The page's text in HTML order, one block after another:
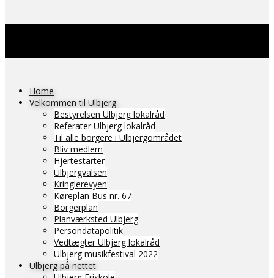
Home
Velkommen til Ulbjerg
Bestyrelsen Ulbjerg lokalråd
Referater Ulbjerg lokalråd
Til alle borgere i Ulbjergområdet
Bliv medlem
Hjertestarter
Ulbjergvalsen
Kringlerevyen
Køreplan Bus nr. 67
Borgerplan
Planværksted Ulbjerg
Persondatapolitik
Vedtægter Ulbjerg lokalråd
Ulbjerg musikfestival 2022
Ulbjerg på nettet